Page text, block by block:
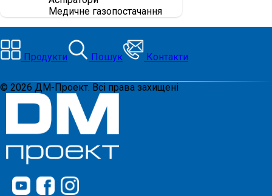
Медичне газопостачання
Продукти Пошук Контакти
© 2026 ДМ-Проект. Всі права захищені